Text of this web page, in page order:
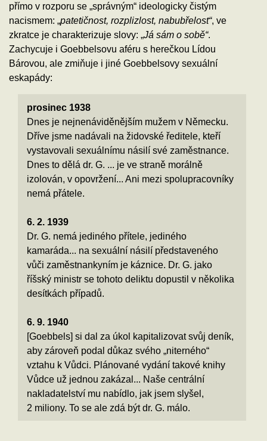
přímo v rozporu se „správným“ ideologicky čistým
nacismem: „patetičnost, rozplizlost, nabubřelost“, ve
zkratce je charakterizuje slovy: „Já sám o sobě“.
Zachycuje i Goebbelsovu aféru s herečkou Lídou
Bárovou, ale zmiňuje i jiné Goebbelsovy sexuální
eskapády:
prosinec 1938
Dnes je nejnenáviděnějším mužem v Německu.
Dříve jsme nadávali na židovské ředitele, kteří
vystavovali sexuálnímu násilí své zaměstnance.
Dnes to dělá dr. G. ... je ve straně morálně
izolován, v opovržení... Ani mezi spolupracovníky
nemá přátele.
6. 2. 1939
Dr. G. nemá jediného přítele, jediného
kamaráda... na sexuální násilí představeného
vůči zaměstnankyním je káznice. Dr. G. jako
říšský ministr se tohoto deliktu dopustil v několika
desítkách případů.
6. 9. 1940
[Goebbels] si dal za úkol kapitalizovat svůj deník,
aby zároveň podal důkaz svého „niterného“
vztahu k Vůdci. Plánované vydání takové knihy
Vůdce už jednou zakázal... Naše centrální
nakladatelství mu nabídlo, jak jsem slyšel,
2 miliony. To se ale zdá být dr. G. málo.